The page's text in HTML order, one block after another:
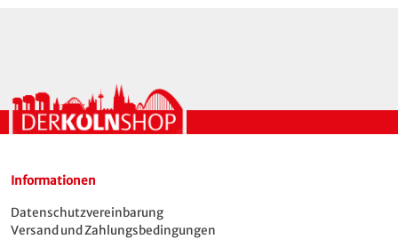
Informationen
Datenschutzvereinbarung
Versand und Zahlungsbedingungen